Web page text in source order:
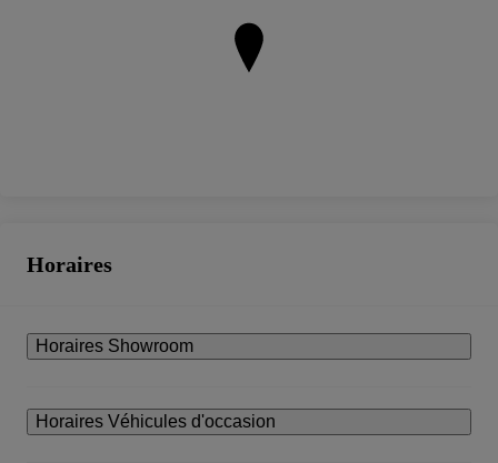
Horaires
Horaires Showroom
Horaires Véhicules d'occasion